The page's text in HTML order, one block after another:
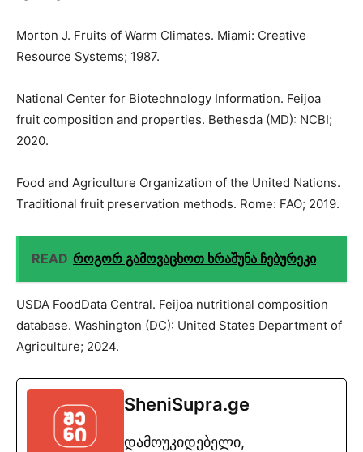
Morton J. Fruits of Warm Climates. Miami: Creative
Resource Systems; 1987.
National Center for Biotechnology Information. Feijoa
fruit composition and properties. Bethesda (MD): NCBI;
2020.
Food and Agriculture Organization of the United Nations.
Traditional fruit preservation methods. Rome: FAO; 2019.
READ როგორ გამოვაცხოთ ხრაშუნა ჩებურეკი
USDA FoodData Central. Feijoa nutritional composition
database. Washington (DC): United States Department of
Agriculture; 2024.
SheniSupra.ge
დამოუკიდებელი,